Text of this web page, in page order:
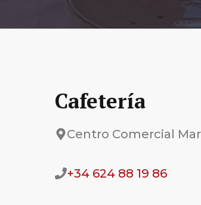
Cafetería
Centro Comercial
+34 624 88 19 86